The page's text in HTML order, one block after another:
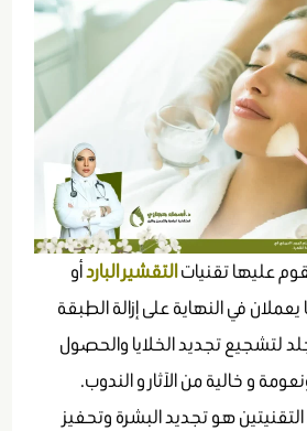
عليها تقنياتالتقشير الباردأو
في النهاية على إزالة الطبقة
لتشجيع تجديد الخلايا والحصول
و خالية من الآثار و الندوب.
هو تجديد البشرة وتحفيز